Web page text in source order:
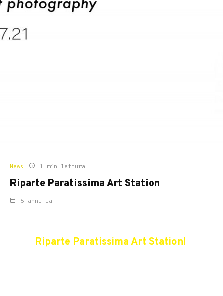
News 1 min lettura
Riparte Paratissima Art Station
5 anni fa
Riparte Paratissima Art Station!